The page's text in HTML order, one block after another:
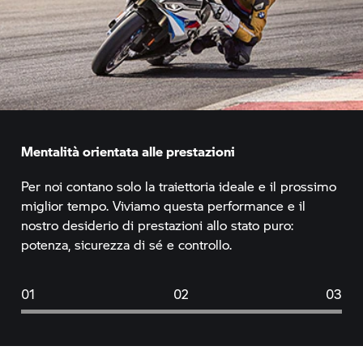
Mentalità orientata alle prestazioni
Per noi contano solo la traiettoria ideale e il prossimo
miglior tempo. Viviamo questa performance e il
nostro desiderio di prestazioni allo stato puro:
potenza, sicurezza di sé e controllo.
01 02 03